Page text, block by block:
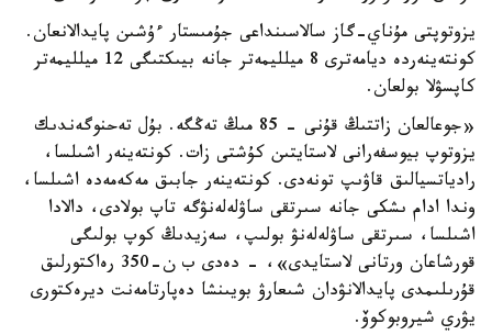
يزوتوپتى مۇناي-گاز سالاسىنداعى جۇمىستار ءۇشىن پايدالانعان.
كونتەينەردە ديامەترى 8 ميلليمەتر جانە بيىكتىگى 12 ميلليمەتر
كاپسۋلا بولعان.
«جوعالعان زاتتىڭ قۇنى - 85 مىڭ تەڭگە. بۇل تەحنوگەندىك
يزوتوپ بيوسفەرانى لاستايتىن كۇشتى زات. كونتەينەر اشىلسا،
رادياتسيالىق قاۋىپ تونەدى. كونتەينەر جابىق مەكەمەدە اشىلسا،
وندا ادام ىشكى جانە سىرتقى ساۋلەلەنۋگە تاپ بولادى، دالادا
اشىلسا، سىرتقى ساۋلەلەنۋ بولىپ، سەزيدىڭ كوپ بولىگى
قورشاعان ورتانى لاستايدى»، - دەدى ب ن-350 رەاكتورلىق
قۇرىلىمدى پايدالانۋدان شىعارۋ بويىنشا دەپارتامەنت ديرەكتورى
يۋري شيروبوكوۆ.